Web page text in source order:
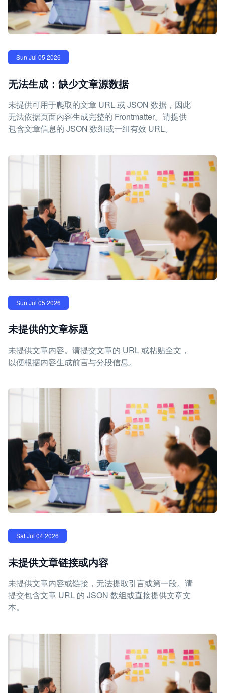
Sun Jul 05 2026
无法生成：缺少文章源数据
未提供可用于爬取的文章 URL 或 JSON 数据，因此
无法依据页面内容生成完整的 Frontmatter。请提供
包含文章信息的 JSON 数组或一组有效 URL。
Sun Jul 05 2026
未提供的文章标题
未提供文章内容。请提交文章的 URL 或粘贴全文，
以便根据内容生成前言与分段信息。
Sat Jul 04 2026
未提供文章链接或内容
未提供文章内容或链接，无法提取引言或第一段。请
提交包含文章 URL 的 JSON 数组或直接提供文章文
本。